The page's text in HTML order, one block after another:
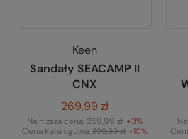
Keen
Sandały SEACAMP II
CNX
269,99 zł
Najniższa cena: 259,99 zł +3%
Cena katalogowa: 299,99 zł -10%